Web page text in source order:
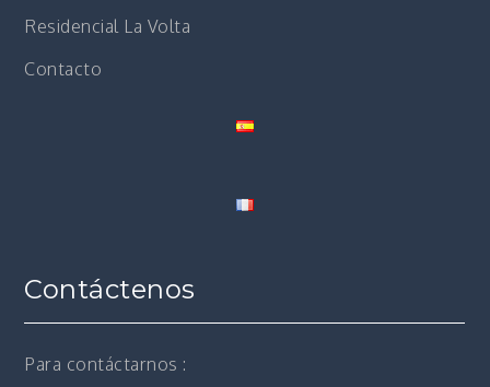
Residencial La Volta
Contacto
Contáctenos
Para contáctarnos :